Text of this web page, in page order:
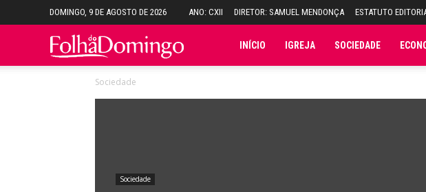
DOMINGO, 9 DE AGOSTO DE 2026 ANO: CXII DIRETOR: SAMUEL MENDONÇA ESTATUTO
Folha INÍCIO IGREJA SOCIEDADE
Sociedade
Sociedade